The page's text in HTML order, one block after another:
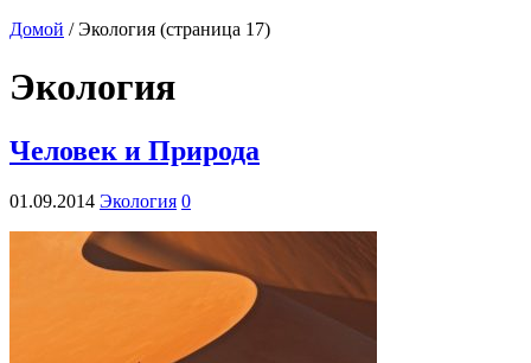
Домой / Экология (страница 17)
Экология
Человек и Природа
01.09.2014 Экология 0